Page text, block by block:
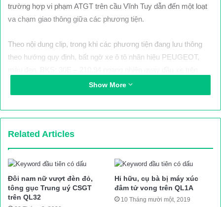
trường hợp vi phạm ATGT trên cầu Vĩnh Tuy dẫn đến một loạt
va chạm giao thông giữa các phương tiện.
Theo nội dung clip, trong khi các phương tiện đang lưu thông
theo hướng quy định, bất ngờ xe ô tô nhãn hiệu PEUGEOT,
cầu. Hành vi này của lái xe đã dẫn tới hàng loạt phương tiện lưu
thông phía sau va chạm liên hoàn.
“Văn phòng Ủy ban ATGT Quốc gia đánh giá hành động của lái
xe đã vi phạm nghiêm trọng quy định của pháp luật về trật tự
ATGT, gây hậu quả nghiêm trọng, cần phải xử lý nghiêm theo
quy định của pháp luật. Vì vậy, văn phòng Ủy ban ATGT Quốc
lượng chức năng kiểm tra, xác minh nội dung phản ánh và xử
lý nghiêm theo quy định của pháp luật vi phạm lái xe BKS: 30E
Show More
Related Articles
Đôi nam nữ vượt đèn đỏ,
tông gục Trung uý CSGT
trên QL32
Hi hữu, cụ bà bị máy xúc
đâm tử vong trên QL1A
10 Tháng mười một, 2019